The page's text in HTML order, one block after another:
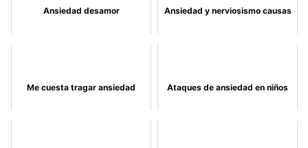
Ansiedad desamor Ansiedad y nerviosismo causas
Me cuesta tragar ansiedad Ataques de ansiedad en niños